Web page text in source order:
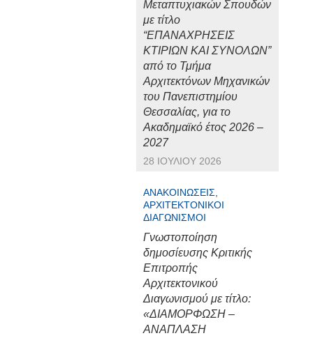
Μεταπτυχιακών Σπουδών
με τίτλο
“ΕΠΑΝΑΧΡΗΣΕΙΣ
ΚΤΙΡΙΩΝ ΚΑΙ ΣΥΝΟΛΩΝ”
από το Τμήμα
Αρχιτεκτόνων Μηχανικών
του Πανεπιστημίου
Θεσσαλίας, για το
Ακαδημαϊκό έτος 2026 –
2027
28 ΙΟΥΛΊΟΥ 2026
ΑΝΑΚΟΙΝΏΣΕΙΣ,
ΑΡΧΙΤΕΚΤΟΝΙΚΟΊ
ΔΙΑΓΩΝΙΣΜΟΊ
Γνωστοποίηση
δημοσίευσης Κριτικής
Επιτροπής
Αρχιτεκτονικού
Διαγωνισμού με τίτλο:
«ΔΙΑΜΟΡΦΩΣΗ –
ΑΝΑΠΛΑΣΗ